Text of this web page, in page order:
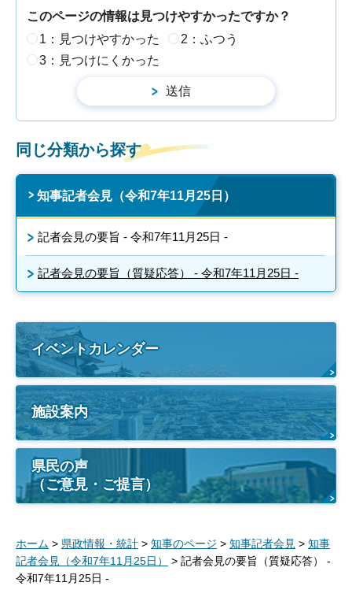
このページの情報は見つけやすかったですか？
1：見つけやすかった
2：ふつう
3：見つけにくかった
同じ分類から探す
知事記者会見（令和7年11月25日）
記者会見の要旨 - 令和7年11月25日 -
記者会見の要旨（質疑応答） - 令和7年11月25日 -
イベントカレンダー
施設案内
県民の声
（ご意見・ご提言）
ホーム > 県政情報・統計 > 知事のページ > 知事記者会見 > 知事
記者会見（令和7年11月25日）
> 記者会見の要旨（質疑応答） -
令和7年11月25日 -